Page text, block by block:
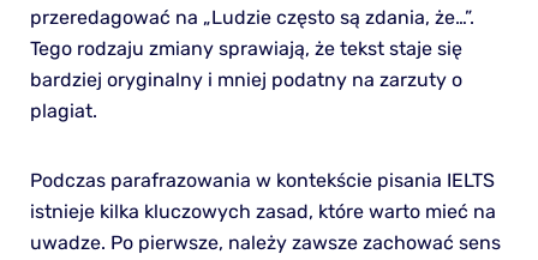
przeredagować na „Ludzie często są zdania, że…”.
Tego rodzaju zmiany sprawiają, że tekst staje się
bardziej oryginalny i mniej podatny na zarzuty o
plagiat.
Podczas parafrazowania w kontekście pisania IELTS
istnieje kilka kluczowych zasad, które warto mieć na
uwadze. Po pierwsze, należy zawsze zachować sens